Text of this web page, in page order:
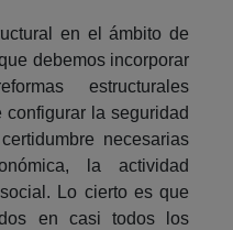
en el ámbito de
debemos incorporar
estructurales
la seguridad
necesarias
la actividad
Lo cierto es que
en casi todos los